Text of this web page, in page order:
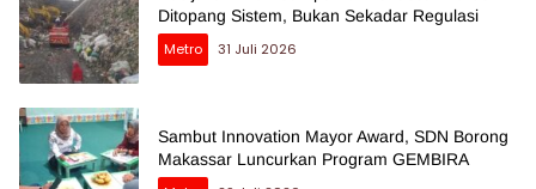
Ditopang Sistem, Bukan Sekadar Regulasi
Metro
31 Juli 2026
Sambut Innovation Mayor Award, SDN Borong
Makassar Luncurkan Program GEMBIRA